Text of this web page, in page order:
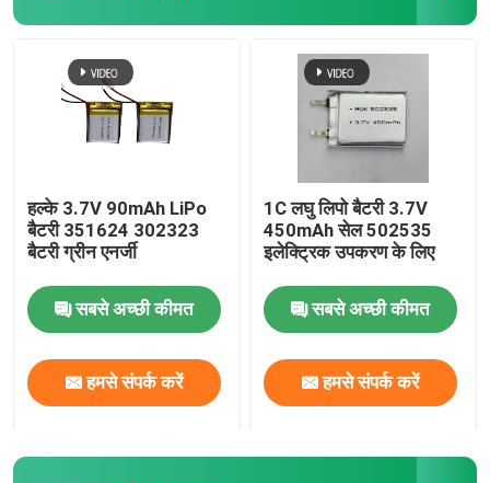
हल्के 3.7V 90mAh LiPo
बैटरी 351624 302323
बैटरी ग्रीन एनर्जी
सबसे अच्छी कीमत
हमसे संपर्क करें
1C लघु लिपो बैटरी 3.7V
450mAh सेल 502535
इलेक्ट्रिक उपकरण के लिए
सबसे अच्छी कीमत
हमसे संपर्क करें